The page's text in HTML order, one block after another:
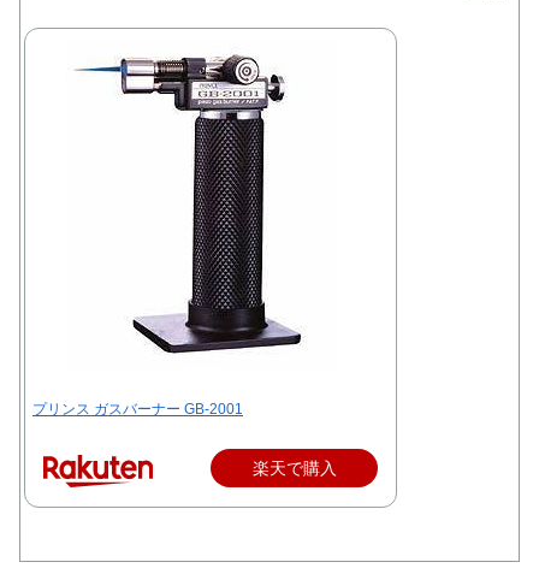
プリンス ガスバーナー GB-2001
楽天で購入